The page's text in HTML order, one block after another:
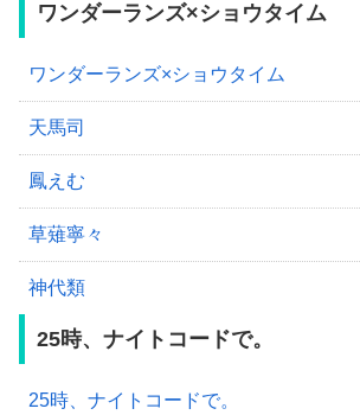
ワンダーランズ×ショウタイム
ワンダーランズ×ショウタイム
天馬司
鳳えむ
草薙寧々
神代類
25時、ナイトコードで。
25時、ナイトコードで。